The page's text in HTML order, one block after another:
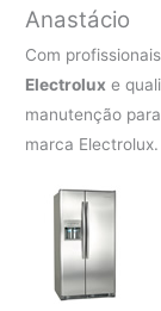
Anastácio
Com
Electrolux e
manutenção
marca Electrolux.